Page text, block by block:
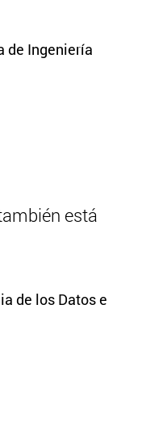
de Ingeniería
está
de los Datos e